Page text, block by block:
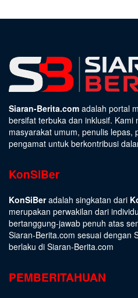
Siaran-Berita.com adalah portal
bersifat terbuka dan inklusif. Kami
masyarakat umum, penulis lepas,
pengamat untuk berkontribusi
KonSiBer
KonSiBeradalah singkatan dari
merupakan perwakilan dari
bertanggung-jawab penuh atas
Siaran-Berita.com sesuai dengan
berlaku di Siaran-Berita.com
PEMBERITAHUAN